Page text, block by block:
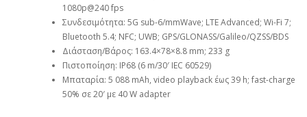
1080p@240 fps
Συνδεσιμότητα: 5G sub-6/mmWave; LTE Advanced; Wi-Fi 7;
Bluetooth 5.4; NFC; UWB; GPS/GLONASS/Galileo/QZSS/BDS
Διάσταση/Βάρος: 163.4×78×8.8 mm; 233 g
Πιστοποίηση: IP68 (6 m/30′ IEC 60529)
Μπαταρία: 5 088 mAh, video playback έως 39 h; fast-charge
50% σε 20′ με 40 W adapter